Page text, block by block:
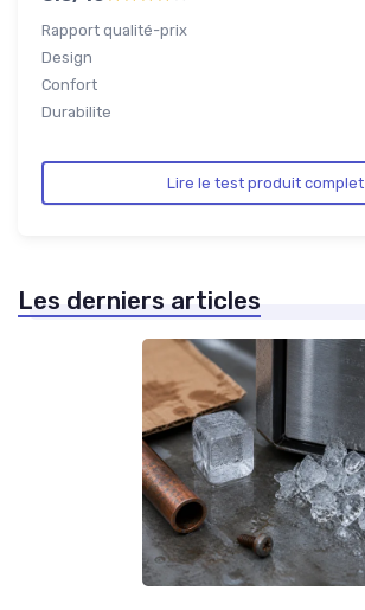
Rapport qualité-prix
Design
Confort
Durabilite
Lire le test produit complet
Les derniers articles